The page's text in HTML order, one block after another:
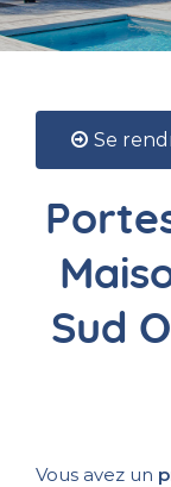
Se
Sud
Vous avez un